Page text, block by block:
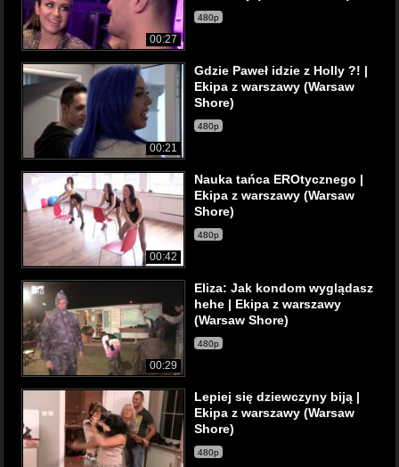
00:27
480p
00:21
Gdzie Paweł idzie z Holly ?! |
Ekipa z warszawy (Warsaw
Shore)
480p
00:42
Nauka tańca EROtycznego |
Ekipa z warszawy (Warsaw
Shore)
480p
00:29
Eliza: Jak kondom wyglądasz
hehe | Ekipa z warszawy
(Warsaw Shore)
480p
Lepiej się dziewczyny biją |
Ekipa z warszawy (Warsaw
Shore)
480p